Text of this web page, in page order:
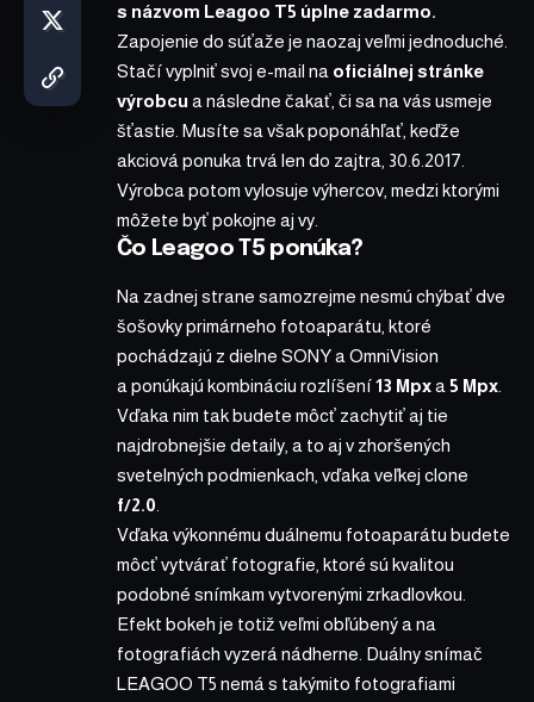
s názvom Leagoo T5 úplne zadarmo.
Zapojenie do súťaže je naozaj veľmi jednoduché.
Stačí vyplniť svoj e-mail na oficiálnej stránke
výrobcu a následne čakať, či sa na vás usmeje
šťastie. Musíte sa však poponáhľať, keďže
akciová ponuka trvá len do zajtra, 30.6.2017.
Výrobca potom vylosuje výhercov, medzi ktorými
môžete byť pokojne aj vy.
Čo Leagoo T5 ponúka?
Na zadnej strane samozrejme nesmú chýbať dve
šošovky primárneho fotoaparátu, ktoré
pochádzajú z dielne SONY a OmniVision
a ponúkajú kombináciu rozlíšení13 Mpxa 5 Mpx
Vďaka nim tak budete môcť zachytiť aj tie
najdrobnejšie detaily, a to aj v zhoršených
svetelných podmienkach, vďaka veľkej clone
f/2.0
Vďaka výkonnému duálnemu fotoaparátu budete
môcť vytvárať fotografie, ktoré sú kvalitou
podobné snímkam vytvorenými zrkadlovkou.
Efekt bokeh je totiž veľmi obľúbený a na
fotografiách vyzerá nádherne. Duálny snímač
LEAGOO T5 nemá s takýmito fotografiami